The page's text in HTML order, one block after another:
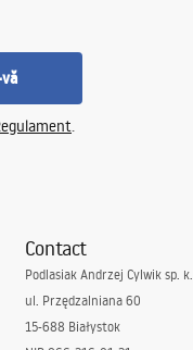
.
Contact
Podlasiak Andrzej Cylwik sp. k.
ul. Przędzalniana 60
15-688 Białystok